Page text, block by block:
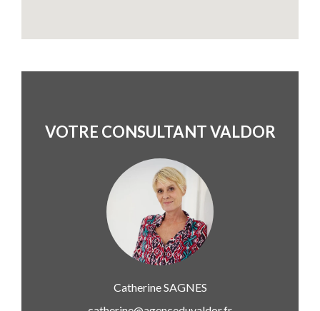
VOTRE CONSULTANT VALDOR
CatherineSAGNES